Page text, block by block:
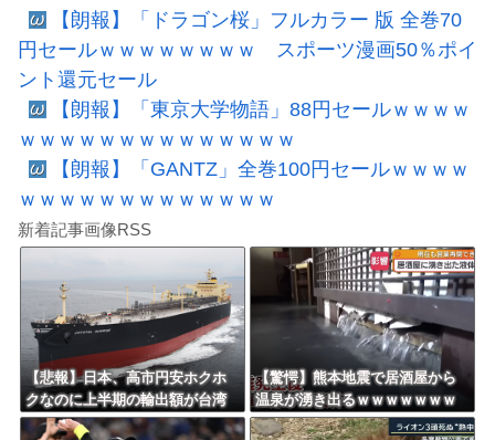
【朗報】「ドラゴン桜」フルカラー 版 全巻70
円セールｗｗｗｗｗｗｗｗ スポーツ漫画50％ポイ
ント還元セール
【朗報】「東京大学物語」88円セールｗｗｗｗ
ｗｗｗｗｗｗｗｗｗｗｗｗｗｗ
【朗報】「GANTZ」全巻100円セールｗｗｗｗ
ｗｗｗｗｗｗｗｗｗｗｗｗｗ
新着記事画像RSS
【悲報】日本、高市円安ホクホ
クなのに上半期の輸出額が台湾
と韓国に抜かれる・・・
【驚愕】熊本地震で居酒屋から
温泉が湧き出るｗｗｗｗｗｗｗ
ｗｗｗｗｗ